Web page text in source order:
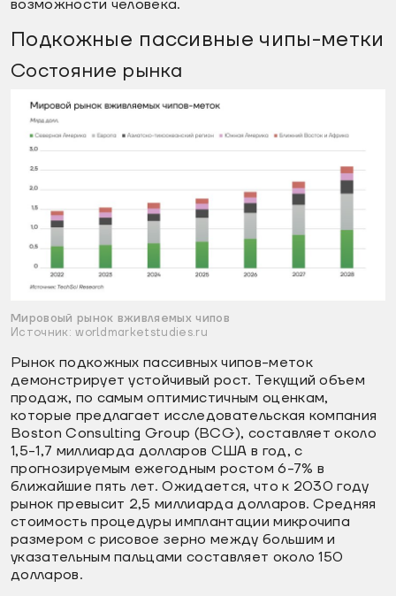
возможности человека.
Подкожные пассивные чипы-метки
Состояние рынка
Мировоый рынок вживляемых чипов
Источник: worldmarketstudies.ru
Рынок подкожных пассивных чипов-меток
демонстрирует устойчивый рост. Текущий объем
продаж, по самым оптимистичным оценкам,
которые предлагает исследовательская компания
Boston Consulting Group (BCG), составляет около
1,5-1,7 миллиарда долларов США в год, с
прогнозируемым ежегодным ростом 6-7% в
ближайшие пять лет. Ожидается, что к 2030 году
рынок превысит 2,5 миллиарда долларов. Средняя
стоимость процедуры имплантации микрочипа
размером с рисовое зерно между большим и
указательным пальцами составляет около 150
долларов.